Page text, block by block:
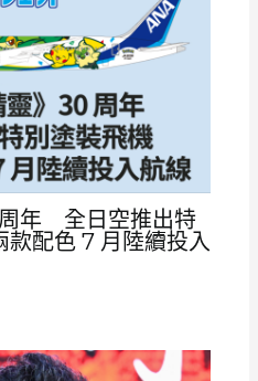
周年 全日空推出特
配色 7 月陸續投入